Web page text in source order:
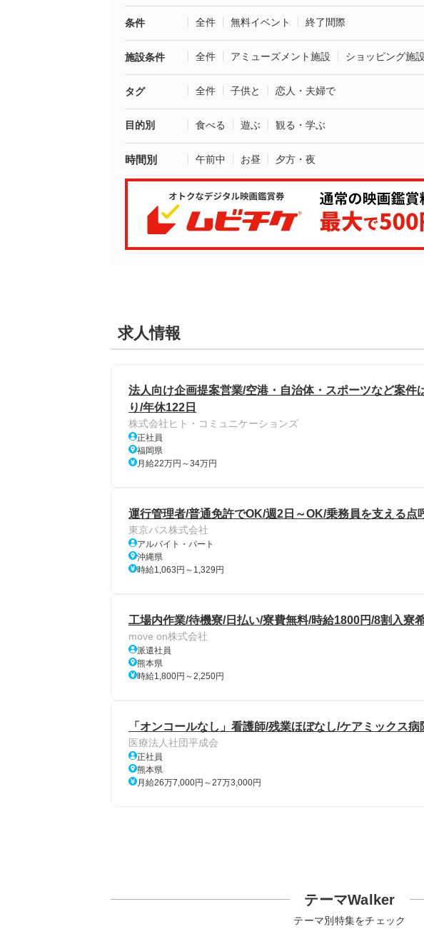
条件 全件 無料イベント 終了間際
施設条件 全件 アミューズメント施設 ショッピング施設
タグ 全件 子供と 恋人・夫婦で
目的別 食べる 遊ぶ 観る・学ぶ
時間別 午前中 お昼 夕方・夜
求人情報
法人向け企画提案営業/空港・自治体・スポーツなど案件
り/年休122日
株式会社ヒト・コミュニケーションズ
正社員
福岡県
月給22万円～34万円
運行管理者/普通免許でOK/週2日～OK/乗務員を支える点
東京バス株式会社
アルバイト・パート
沖縄県
時給1,063円～1,329円
工場内作業/待機寮/日払い/寮費無料/時給1800円/8割入寮
move on株式会社
派遣社員
熊本県
時給1,800円～2,250円
「オンコールなし」看護師/残業ほぼなし/ケアミックス病
医療法人社団平成会
正社員
熊本県
月給26万7,000円～27万3,000円
テーマWalker
テーマ別特集をチェック